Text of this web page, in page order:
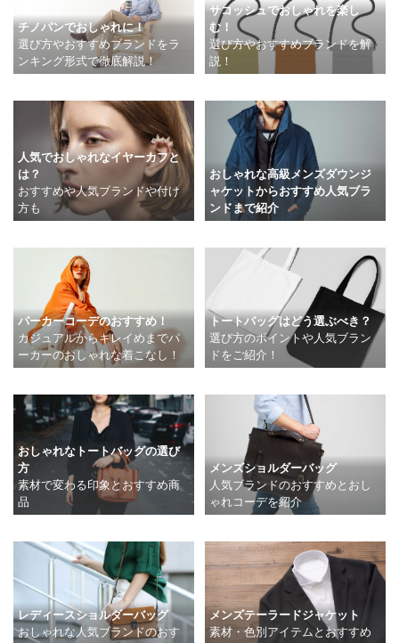
チノパンでおしゃれに！
選び方やおすすめブランドをラ
ンキング形式で徹底解説！
サコッシュでおしゃれを楽し
む！
選び方やおすすめブランドを解
説！
人気でおしゃれなイヤーカフと
は？
おすすめや人気ブランドや付け
方も
おしゃれな高級メンズダウンジ
ャケットからおすすめ人気ブラ
ンドまで紹介
パーカーコーデのおすすめ！
カジュアルからキレイめまでパ
ーカーのおしゃれな着こなし！
トートバッグはどう選ぶべき？
選び方のポイントや人気ブラン
ドをご紹介！
おしゃれなトートバッグの選び
方
素材で変わる印象とおすすめ商
品
メンズショルダーバッグ
人気ブランドのおすすめとおし
ゃれコーデを紹介
レディースショルダーバッグ
おしゃれな人気ブランドのおす
メンズテーラードジャケット
素材・色別アイテムとおすすめ